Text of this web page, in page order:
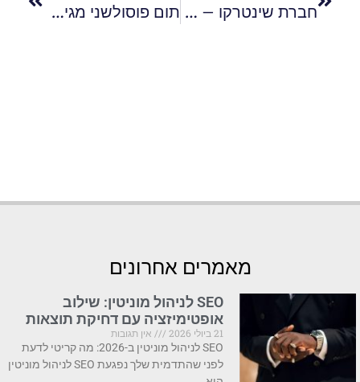
חברת שינטרקו – היבאונית הגדולה בארץ של גרגירי כוסמין תום פוסולשני מגיש עובדות מעניינות על צלילה חופשית
מאמרים אחרונים
SEO לניהול מוניטין: שילוב
אופטימיזציה עם דחיקת תוצאות
21 ביולי 2026
אין תגובות
SEO לניהול מוניטין ב-2026: מה קריטי לדעת
לפני שהתדמית שלך נפגעת SEO לניהול מוניטין